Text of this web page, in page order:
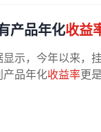
产品年化收益
示，今年以来，
品年化收益率更